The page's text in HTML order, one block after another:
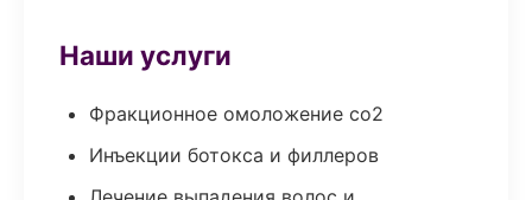
Наши услуги
Фракционное омоложение co2
Инъекции ботокса и филлеров